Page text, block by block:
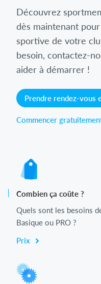
Découvrez
dès maintenant
sportive de votre
besoin, contactez-
aider à démarrer !
Prendre rendez-vous
Commencer
Combien ça coûte ?
Quels sont les besoins
Basique ou PRO ?
Prix